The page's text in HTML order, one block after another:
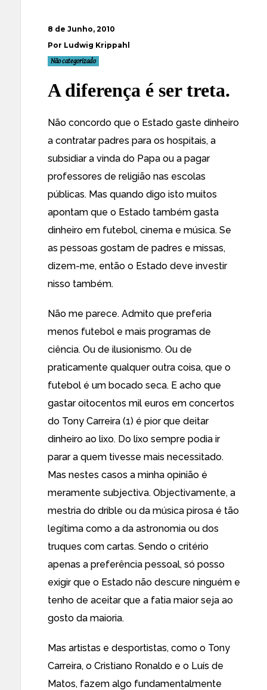
8 de Junho, 2010
Por Ludwig Krippahl
Não categorizado
A diferença é ser treta.
Não concordo que o Estado gaste dinheiro
a contratar padres para os hospitais, a
subsidiar a vinda do Papa ou a pagar
professores de religião nas escolas
públicas. Mas quando digo isto muitos
apontam que o Estado também gasta
dinheiro em futebol, cinema e música. Se
as pessoas gostam de padres e missas,
dizem-me, então o Estado deve investir
nisso também.
Não me parece. Admito que preferia
menos futebol e mais programas de
ciência. Ou de ilusionismo. Ou de
praticamente qualquer outra coisa, que o
futebol é um bocado seca. E acho que
gastar oitocentos mil euros em concertos
do Tony Carreira (1) é pior que deitar
dinheiro ao lixo. Do lixo sempre podia ir
parar a quem tivesse mais necessitado.
Mas nestes casos a minha opinião é
meramente subjectiva. Objectivamente, a
mestria do drible ou da música pirosa é tão
legítima como a da astronomia ou dos
truques com cartas. Sendo o critério
apenas a preferência pessoal, só posso
exigir que o Estado não descure ninguém e
tenho de aceitar que a fatia maior seja ao
gosto da maioria.
Mas artistas e desportistas, como o Tony
Carreira, o Cristiano Ronaldo e o Luís de
Matos, fazem algo fundamentalmente